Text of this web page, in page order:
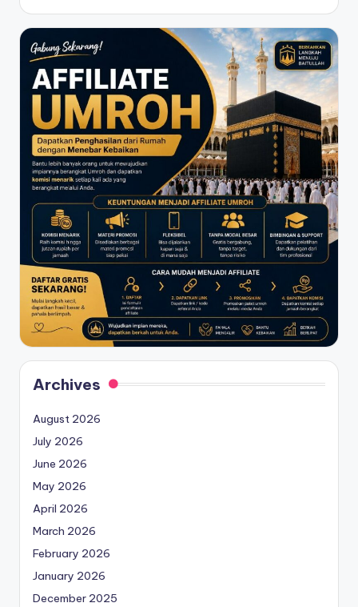
Archives
August 2026
July 2026
June 2026
May 2026
April 2026
March 2026
February 2026
January 2026
December 2025